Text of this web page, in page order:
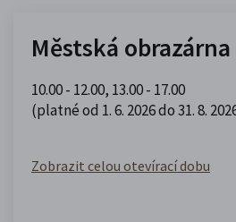
Městská
10.00 - 12.00, 13.00 - 17.00
(platné od 1. 6. 2026 do 31. 8.
Zobrazit celou otevírací dobu